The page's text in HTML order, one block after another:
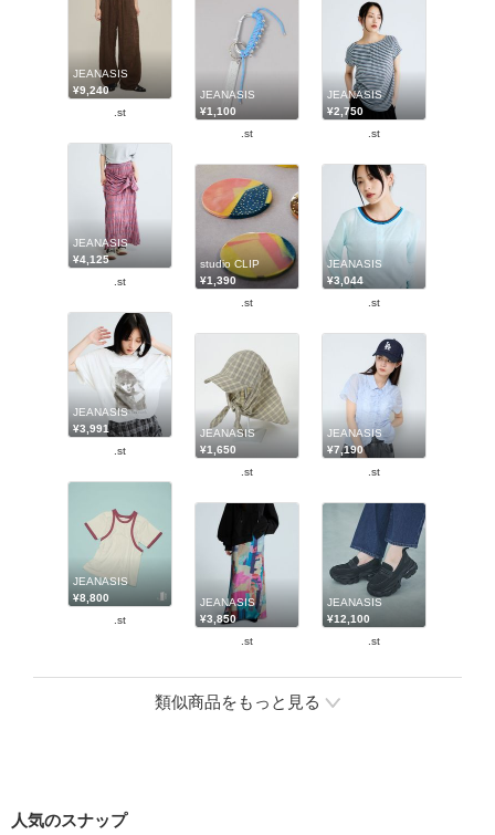
JEANASIS
¥9,240
.st
JEANASIS
¥1,100
.st
JEANASIS
¥2,750
.st
JEANASIS
¥4,125
.st
studio CLIP
¥1,390
.st
JEANASIS
¥3,044
.st
JEANASIS
¥3,991
.st
JEANASIS
¥1,650
.st
JEANASIS
¥7,190
.st
JEANASIS
¥8,800
.st
JEANASIS
¥3,850
.st
JEANASIS
¥12,100
.st
類似商品をもっと見る
人気のスナップ